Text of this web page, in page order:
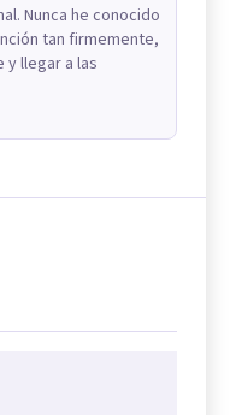
Nunca he conocido
tan firmemente,
y llegar a las